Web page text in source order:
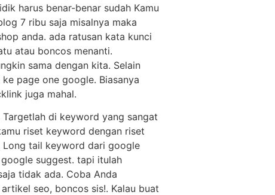
harus benar-benar sudah Kamu
7 ribu saja misalnya maka
anda. ada ratusan kata kunci
atau boncos menanti.
sama dengan kita. Selain
page one google. Biasanya
juga mahal.
di keyword yang sangat
riset keyword dengan riset
Long tail keyword dari google
suggest. tapi itulah
tidak ada. Coba Anda
seo, boncos sis!. Kalau buat